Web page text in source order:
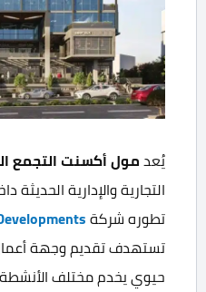
يُعدمول أكسنت التجمع
التجارية والإدارية الحديثة
تطوره شركة
تستهدف تقديم وجهة
حيوي يخدم مختلف